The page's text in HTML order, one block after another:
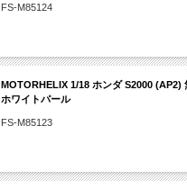
FS-M85124
MOTORHELIX 1/18 ホンダ S2000 (AP2)
ホワイトパール
FS-M85123